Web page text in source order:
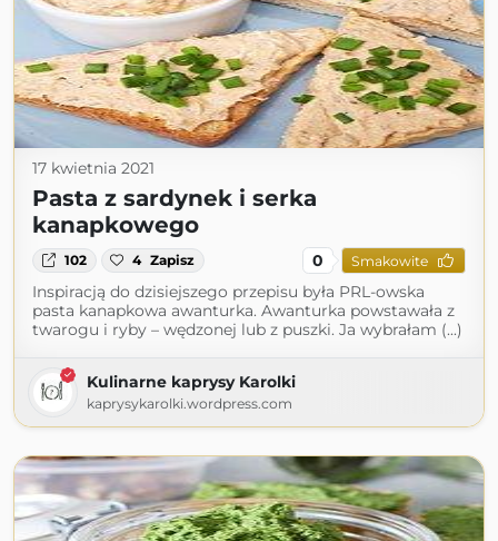
17 kwietnia 2021
Pasta z sardynek i serka
kanapkowego
102 4 Zapisz 0 Smakowite
Inspiracją do dzisiejszego przepisu była PRL-owska
pasta kanapkowa awanturka. Awanturka powstawała z
twarogu i ryby – wędzonej lub z puszki. Ja wybrałam (...)
Kulinarne kaprysy Karolki
kaprysykarolki.wordpress.com